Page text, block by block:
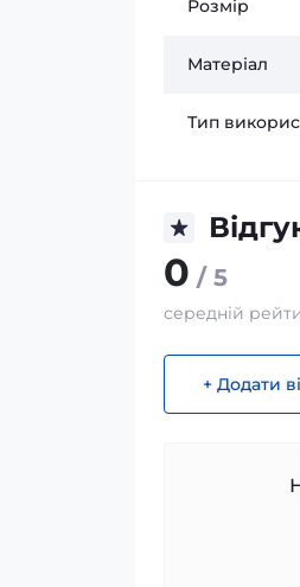
Розмір
Матеріал
Тип
0 / 5
середній
+ Додати